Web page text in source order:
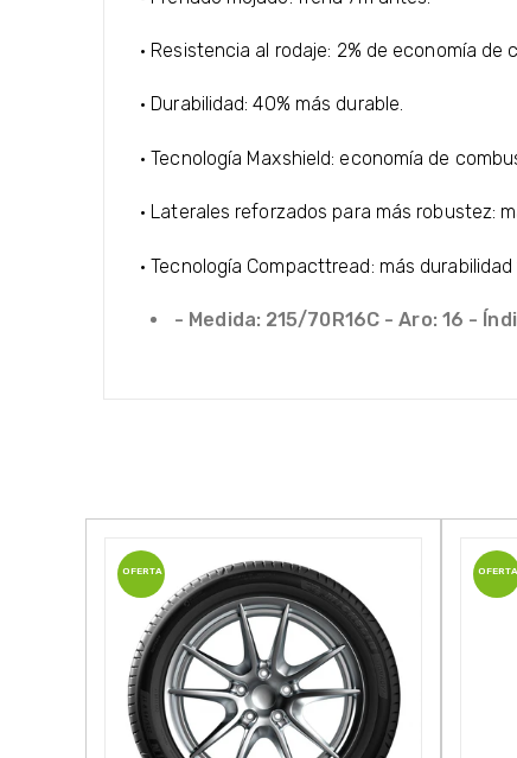
· Resistencia al rodaje: 2% de economía de
· Durabilidad: 40% más durable.
· Tecnología Maxshield: economía de
· Laterales reforzados para más robustez:
· Tecnología Compacttread: más
- Medida: 215/70R16C - Aro: 16 -